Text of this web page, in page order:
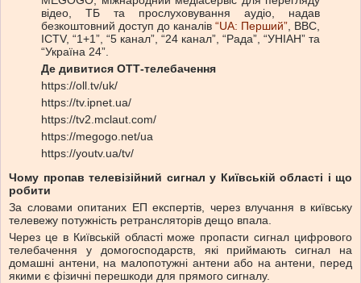
відео, ТБ та прослуховування аудіо, надав
безкоштовний доступ до каналів “UA: Перший” , BBC,
ICTV, “1+1”, “5 канал”, “24 канал”, “Рада”, “УНІАН” та
“Україна 24”.
Де дивитися ОТТ-телебачення
https://oll.tv/uk/
https://tv.ipnet.ua/
https://tv2.mclaut.com/
https://megogo.net/ua
https://youtv.ua/tv/
Чому пропав телевізійний сигнал у Київській області і що
робити
За словами опитаних ЕП експертів, через влучання в київську
телевежу потужність ретрансляторів дещо впала.
Через це в Київській області може пропасти сигнал цифрового
телебачення у домогосподарств, які приймають сигнал на
домашні антени, на малопотужні антени або на антени, перед
якими є фізичні перешкоди для прямого сигналу.